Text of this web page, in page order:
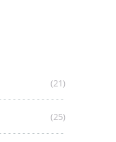
(21)
(25)